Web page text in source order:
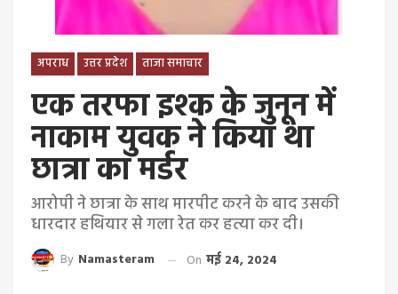
अपराध उत्तर प्रदेश ताजा समाचार
एक तरफा इश्क के जुनून में
नाकाम युवक ने किया था
छात्रा का मर्डर
आरोपी ने छात्रा के साथ मारपीट करने के बाद उसकी
धारदार हथियार से गला रेत कर हत्या कर दी।
By Namasteram On मई 24, 2024